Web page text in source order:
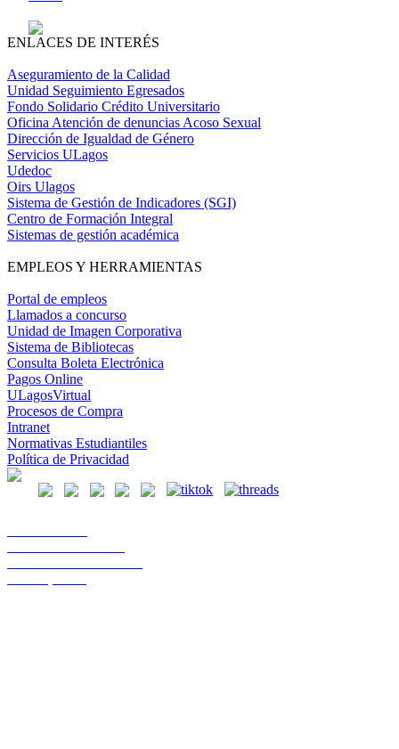
ENLACES DE INTERÉS
Aseguramiento de la Calidad
Unidad Seguimiento Egresados
Fondo Solidario Crédito Universitario
Oficina Atención de denuncias Acoso Sexual
Dirección de Igualdad de Género
Servicios ULagos
Udedoc
Oirs Ulagos
Sistema de Gestión de Indicadores (SGI)
Centro de Formación Integral
Sistemas de gestión académica
EMPLEOS Y HERRAMIENTAS
Portal de empleos
Llamados a concurso
Unidad de Imagen Corporativa
Sistema de Bibliotecas
Consulta Boleta Electrónica
Pagos Online
ULagosVirtual
Procesos de Compra
Intranet
Normativas Estudiantiles
Política de Privacidad